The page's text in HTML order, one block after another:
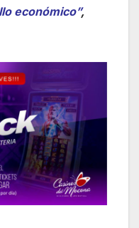
económico”,